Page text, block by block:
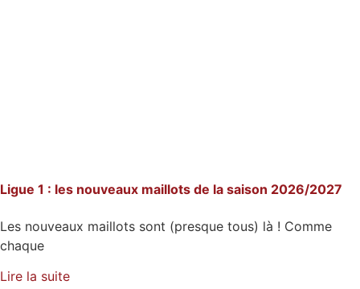
Ligue 1 : les nouveaux maillots de la saison 2026/2027
Les nouveaux maillots sont (presque tous) là ! Comme
chaque
Lire la suite